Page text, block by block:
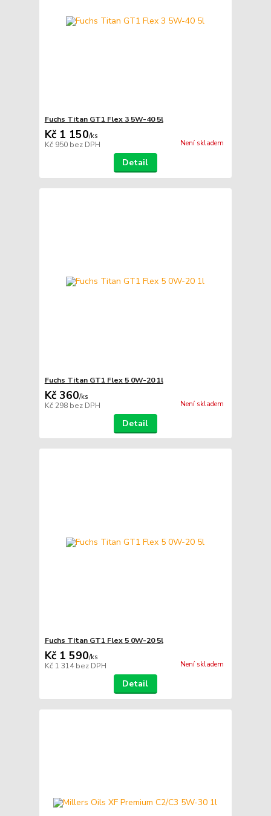
Fuchs Titan GT1 Flex 3 5W-40 5l
Kč 1 150/ks
Kč 950 bez DPH Není skladem
Detail
Fuchs Titan GT1 Flex 5 0W-20 1l
Kč 360/ks
Kč 298 bez DPH Není skladem
Detail
Fuchs Titan GT1 Flex 5 0W-20 5l
Kč 1 590/ks
Kč 1 314bez DPH Není skladem
Detail